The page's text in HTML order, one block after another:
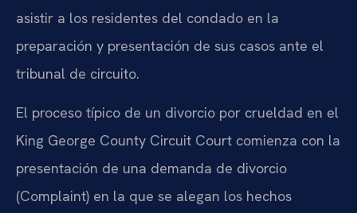
asistir a los residentes del condado en la
preparación y presentación de sus casos ante el
tribunal de circuito.
El proceso típico de un divorcio por crueldad en el
King George County Circuit Court comienza con la
presentación de una demanda de divorcio
(Complaint) en la que se alegan los hechos